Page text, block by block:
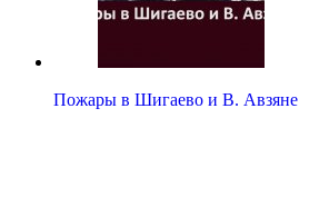
Пожары в Шигаево и В. Авзяне